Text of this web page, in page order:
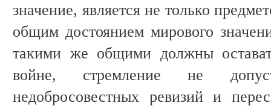
значение, является не только
общим достоянием мирового
такими же общими должны
войне, стремление не
недобросовестных ревизий и